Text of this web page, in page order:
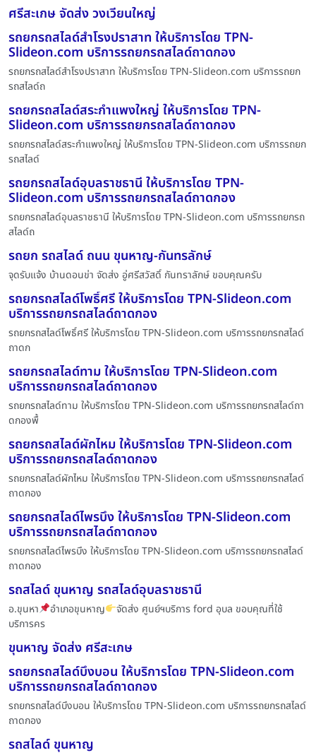
ศรีสะเกษ จัดส่ง วงเวียนใหญ่
รถยกรถสไลด์สำโรงปราสาท ให้บริการโดย TPN-
Slideon.com บริการรถยกรถสไลด์ถาดกอง
รถยกรถสไลด์สำโรงปราสาท ให้บริการโดย TPN-Slideon.com บริการรถยก
รถสไลด์ถ
รถยกรถสไลด์สระกำแพงใหญ่ ให้บริการโดย TPN-
Slideon.com บริการรถยกรถสไลด์ถาดกอง
รถยกรถสไลด์สระกำแพงใหญ่ ให้บริการโดย TPN-Slideon.com บริการรถยก
รถสไลด์
รถยกรถสไลด์อุบลราชธานี ให้บริการโดย TPN-
Slideon.com บริการรถยกรถสไลด์ถาดกอง
รถยกรถสไลด์อุบลราชธานี ให้บริการโดย TPN-Slideon.com บริการรถยกรถ
สไลด์ถ
รถยก รถสไลด์ ถนน ขุนหาญ-กันทรลักษ์
จุดรับแจ้ง บ้านดอนข่า จัดส่ง อู่ศรีสวัสดิ์ กันทราลักษ์ ขอบคุณครับ
รถยกรถสไลด์โพธิ์ศรี ให้บริการโดย TPN-Slideon.com
บริการรถยกรถสไลด์ถาดกอง
รถยกรถสไลด์โพธิ์ศรี ให้บริการโดย TPN-Slideon.com บริการรถยกรถสไลด์
ถาดก
รถยกรถสไลด์ทาม ให้บริการโดย TPN-Slideon.com
บริการรถยกรถสไลด์ถาดกอง
รถยกรถสไลด์ทาม ให้บริการโดย TPN-Slideon.com บริการรถยกรถสไลด์ถา
ดกองพื้
รถยกรถสไลด์ผักไหม ให้บริการโดย TPN-Slideon.com
บริการรถยกรถสไลด์ถาดกอง
รถยกรถสไลด์ผักไหม ให้บริการโดย TPN-Slideon.com บริการรถยกรถสไลด์
ถาดกอง
รถยกรถสไลด์ไพรบึง ให้บริการโดย TPN-Slideon.com
บริการรถยกรถสไลด์ถาดกอง
รถยกรถสไลด์ไพรบึง ให้บริการโดย TPN-Slideon.com บริการรถยกรถสไลด์
ถาดกอง
รถสไลด์ ขุนหาญ รถสไลด์อุบลราชธานี
อ.ขุนหา อำเภอขุนหาญ
จัดส่ง ศูนย์ฯบริการ ford อุบล ขอบคุณที่ใช้
บริการคร
ขุนหาญ จัดส่ง ศรีสะเกษ
รถยกรถสไลด์บึงบอน ให้บริการโดย TPN-Slideon.com
บริการรถยกรถสไลด์ถาดกอง
รถยกรถสไลด์บึงบอน ให้บริการโดย TPN-Slideon.com บริการรถยกรถสไลด์
ถาดกอง
รถสไลด์ ขุนหาญ